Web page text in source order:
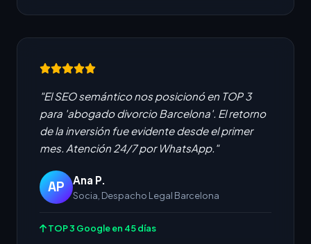
"El SEO semántico nos posicionó en TOP 3
para 'abogado divorcio Barcelona'. El retorno
de la inversión fue evidente desde el primer
mes. Atención 24/7 por WhatsApp."
AP Ana P.
Socia, Despacho Legal Barcelona
TOP 3 Google en 45 días